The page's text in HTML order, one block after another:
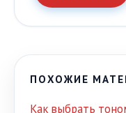
ПОХОЖИЕ
Как выбрать